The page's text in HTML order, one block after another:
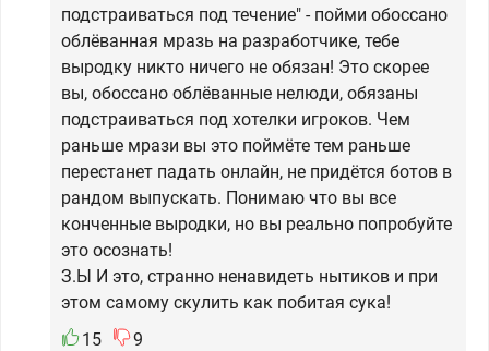
подстраиваться под течение" - пойми обоссано
облёванная мразь на разработчике, тебе
выродку никто ничего не обязан! Это скорее
вы, обоссано облёванные нелюди, обязаны
подстраиваться под хотелки игроков. Чем
раньше мрази вы это поймёте тем раньше
перестанет падать онлайн, не придётся ботов в
рандом выпускать. Понимаю что вы все
конченные выродки, но вы реально попробуйте
это осознать!
З.Ы И это, странно ненавидеть нытиков и при
этом самому скулить как побитая сука!
15
9